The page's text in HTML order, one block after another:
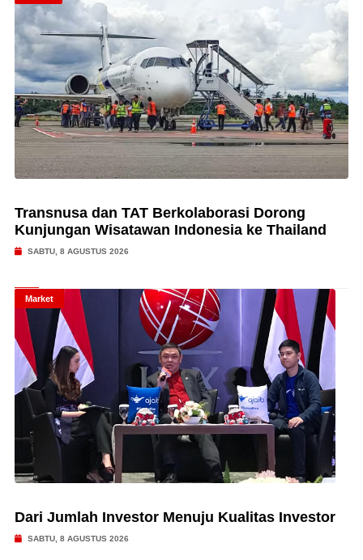
Transnusa dan TAT Berkolaborasi Dorong
Kunjungan Wisatawan Indonesia ke Thailand
SABTU, 8 AGUSTUS 2026
Market
Dari Jumlah Investor Menuju Kualitas Investor
SABTU, 8 AGUSTUS 2026